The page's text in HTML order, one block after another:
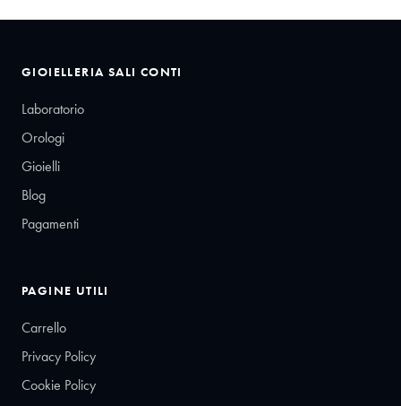
GIOIELLERIA SALI CONTI
Laboratorio
Orologi
Gioielli
Blog
Pagamenti
PAGINE UTILI
Carrello
Privacy Policy
Cookie Policy